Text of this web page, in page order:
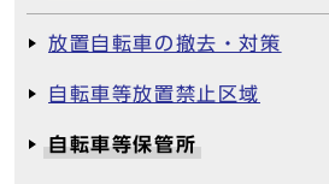
放置自転車の撤去・対策
自転車等放置禁止区域
自転車等保管所